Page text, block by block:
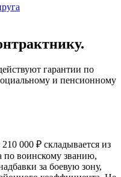
гарантии по
и пенсионному
000 ₽ складывается из
по воинскому званию,
за боевую зону,